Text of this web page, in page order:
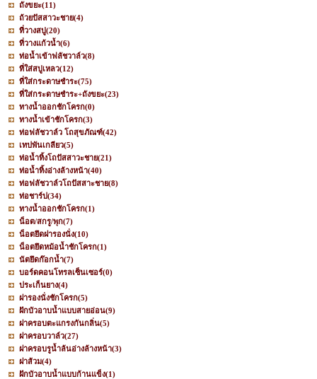
ถังขยะ(11)
ถ้วยปัสสาวะชาย(4)
ที่วางสบู่(20)
ที่วางแก้วน้ำ(6)
ท่อน้ำเข้าฟลัชวาล์ว(8)
ที่ใส่สบู่เหลว(12)
ที่ใส่กระดาษชำระ(75)
ที่ใส่กระดาษชำระ+ถังขยะ(23)
ทางน้ำออกชักโครก(0)
ทางน้ำเข้าชักโครก(3)
ท่อฟลัชวาล์ว โถสุขภัณฑ์(42)
เทปพันเกลียว(5)
ท่อน้ำทิ้งโถปัสสาวะชาย(21)
ท่อน้ำทิ้งอ่างล้างหน้า(40)
ท่อฟลัชวาล์วโถปัสสาะชาย(8)
ท่อชาร์ป(34)
ทางน้ำออกชักโครก(1)
น็อต/สกรู/พุก(7)
น็อตยึดฝารองนั่ง(10)
น็อตยึดหม้อน้ำชักโครก(1)
นัตยึดก๊อกน้ำ(7)
บอร์ดคอนโทรลเซ็นเซอร์(0)
ประเก็นยาง(4)
ฝารองนั่งชักโครก(5)
ฝักบัวอาบน้ำแบบสายอ่อน(9)
ฝาครอบตะแกรงกันกลิ่น(5)
ฝาครอบวาล์ว(27)
ฝาครอบรูน้ำล้นอ่างล้างหน้า(3)
ฝาส้วม(4)
ฝักบัวอาบน้ำแบบก้านแข็ง(1)